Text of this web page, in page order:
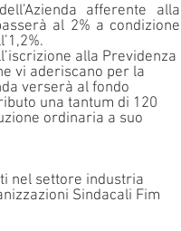
afferente alla
al 2% a condizione
alla Previdenza
vi aderiscano per la
verserà al fondo
una tantum di 120
ordinaria a suo
nel settore industria
Sindacali Fim